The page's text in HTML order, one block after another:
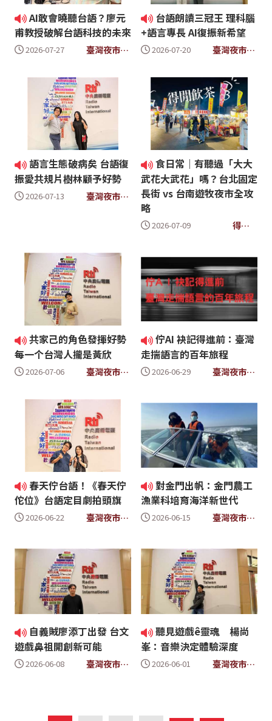
AI敢會曉聽台語？廖元
甫教授破解台語科技的未來
2026-07-27
臺灣夜市
Yes
台語朗讀三冠王 理科腦
+語言專長 AI復振新希望
2026-07-20
臺灣夜市
Yes
語言生態破病矣 台語復
振愛共規片樹林顧予好勢
2026-07-13
臺灣夜市
食日常｜有聽過「大大
武花大武花」嗎？台北固定
長街 vs 台南遊牧夜市全攻
略
2026-07-09
得閒
共家己的角色發揮好勢
每一个台灣人攏是黃欣
2026-07-06
臺灣夜市
Yes
佇AI 袂記得進前：臺灣
走揣語言的百年旅程
2026-06-29
臺灣夜市
春天佇台語！《春天佇
佗位》台語定目劇拍頭旗
2026-06-22
臺灣夜市
對金門出帆：金門農工
漁業科培育海洋新世代
2026-06-15
臺灣夜市
自義賊廖添丁出發 台文
遊戲鼻祖開創新可能
2026-06-08
臺灣夜市
聽見遊戲ê靈魂 楊尚
峯：音樂決定體驗深度
2026-06-01
臺灣夜市